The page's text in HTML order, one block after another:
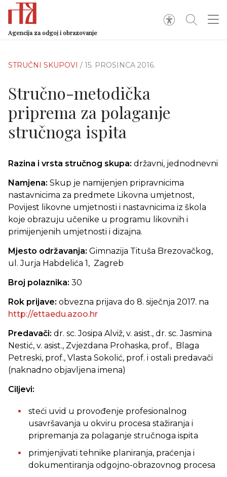
Agencija za odgoj i obrazovanje
STRUČNI SKUPOVI / 15. PROSINCA 2016.
Stručno-metodička
priprema za polaganje
stručnoga ispita
Razina i vrsta stručnog skupa: državni, jednodnevni
Namjena: Skup je namijenjen pripravnicima
nastavnicima za predmete Likovna umjetnost,
Povijest likovne umjetnosti i nastavnicima iz škola
koje obrazuju učenike u programu likovnih i
primijenjenih umjetnosti i dizajna.
Mjesto održavanja: Gimnazija Tituša Brezovačkog,
ul. Jurja Habdelića 1, Zagreb
Broj polaznika: 30
Rok prijave: obvezna prijava do 8. siječnja 2017. na
http://ettaedu.azoo.hr
Predavači: dr. sc. Josipa Alviž, v. asist., dr. sc. Jasmina
Nestić, v. asist., Zvjezdana Prohaska, prof., Blaga
Petreski, prof., Vlasta Sokolić, prof. i ostali predavači
(naknadno objavljena imena)
Ciljevi:
steći uvid u provođenje profesionalnog
usavršavanja u okviru procesa stažiranja i
pripremanja za polaganje stručnoga ispita
primjenjivati tehnike planiranja, praćenja i
dokumentiranja odgojno-obrazovnog procesa